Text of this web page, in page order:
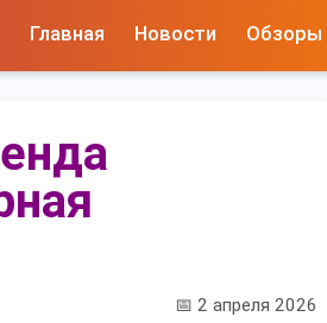
Главная Новости Обзоры
📅 2 апреля 2026